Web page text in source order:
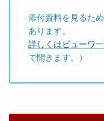
添付資料を見るた
あります。
詳しくはビューワ
で開きます。）